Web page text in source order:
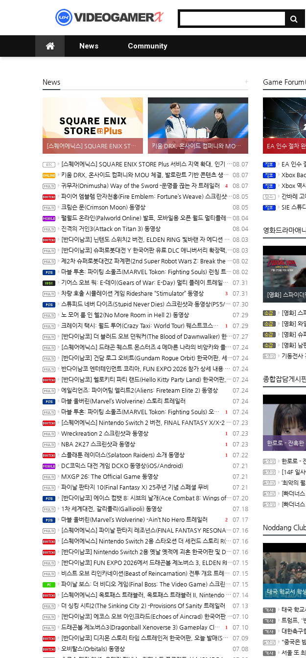
News Community
+
News
[스퀘어에닉스] SQUARE ENIX STORE Plus 서비스 지역 확대, 인기 신상품 라인업 순차적 입고 키움 DRX, 온사이드 컴퍼니와 MOU 체결, 발로란트 기반 콘텐츠 생태계 확장
08.07
[스퀘어에닉스] SQUARE ENIX STORE Plus 서비스 지역 확대, 인기 신상품 라인업 순차적 입고
08.07
키움 DRX, 온사이드 컴퍼니와 MOU 체결, 발로란트 기반 콘텐츠 생태계 확장
4 08.07
귀무자(Onimusha) Way of the Sword -운명을 끊는 자 트레일러
08.05
파이어 엠블렘 만자천홍(Fire Emblem: Fortune’s Weave) 스크린샷과 동영상(한국어 자막)
08.05
크림슨 문(Crimson Moon) 동영상
08.04
팰월드 온라인(Palworld Online) 발표, 모바일용 오픈 월드 멀티플레이 생존 크래프트
08.04
진격의 거인3(Attack on Titan 3) 동영상
08.03
[반다이남코] 닌텐도 스위치2 버전, ELDEN RING 빛바랜 자 에디션 패키지 예약 판매, 8월 5일 시작
08.03
[반다이남코] 슈퍼로봇대전 Y 한국어판 유료 DLC 애니버서리 확장팩, 8월 5일 판매 시작
08.02
제2차 슈퍼로봇대전Z 파계편(2nd Super Robot Wars Z: Break the World Chapter) Remastered 제작 결정
08.02
마블 투혼: 파이팅 소울즈(MARVEL Tokon: Fighting Souls) 런칭 트레일러
07.31
기어스 오브 워: E-데이(Gears of War: E-Day) 멀티 플레이 트레일러(XBSX/PC)
3 07.31
차량 호출 시뮬레이션 게임 Rideshare “Stimulator” 동영상
07.30
스튜피드 네버 다이즈(Stupid Never Dies) 스크린샷과 동영상(PS5/PC)
07.29
노 모어 룸 인 헬2(No More Room in Hell 2) 동영상
1 07.29
크레이지 택시: 월드 투어(Crazy Taxi: World Tour) 웨스트코스트 맵 트레일러(한국어 자막)
07.27
[반다이남코] 더 블러드 오브 던워커(The Blood of Dawnwalker) 한국어판 패키지 예약 판매, 7월 29일 시작
07.24
[스퀘어에닉스] 드래곤 퀘스트 몬스터즈 4 메마른 나라의 비앙카와 플로라, 배틀과 배합 등 최신 정보 공개
07.24
[반다이남코] 건담 로그 오비트(Gundam Rogue Orbit) 한국어판, 세계관 공개
07.24
반다이남코 엔터테인먼트 코리아, FUN EXPO 2026 참가 상세 내용 공개
07.24
[반다이남코] 헬로키티 파티 랜드(Hello Kitty Party Land) 한국어판, 다운로드 버전 예약 판매 시작
07.24
에일리언즈: 파이어팀 엘리트2(Aliens: Fireteam Elite 2) 동영상
07.24
마블 울버린(Marvel’s Wolverine) 스토리 트레일러
1 07.24
마블 투혼: 파이팅 소울즈(MARVEL Tokon: Fighting Souls) 오프닝 동영상
07.23
[스퀘어에닉스] Nintendo Switch 2 버전, FINAL FANTASY X/X-2 HD Remaster, 오늘 발매
1 07.23
Wreckreation 2 스크린샷과 동영상
1 07.23
NBA 2K27 스크린샷과 동영상
1 07.22
스플래툰 레이더스(Splatoon Raiders) 소개 동영상
07.21
DC코믹스 대전 게임 DCKO 동영상(iOS/Android)
07.21
MXGP 26: The Official Game 동영상
07.21
파이날 판타지 10(Final Fantasy X) 25주년 기념 스페셜 무비
07.20
[반다이남코] 에이스 컴뱃 8: 시브의 날개(Ace Combat 8: Wings of Theve) 한국어판, PS5용 패키지 예약 판매, 7월 21일 시작
07.18
1차 세계대전, 갈리폴리(Gallipoli) 동영상
2 07.17
마블 울버린(Marvel’s Wolverine) -Ain’t No Hero 트레일러
07.16
[스퀘어에닉스] 파이날 판타지 레조넌스(FINAL FANTASY RESONANCE) 다운로드 버전 예약 판매 개시, 최신 트레일러 및 정보 공개
07.16
[스퀘어에닉스] Nintendo Switch 2용 스타오션 더 세컨드 스토리 R(Star Ocean The Second Story R) 발매 개시
07.16
[반다이남코] Nintendo Switch 2용 옛날 옛적에 괴혼 한국어판 및 DLC Rolling LIVE Highlights 다운로드 전용으로 10월 8일 발매
07.15
[반다이남코] FUN EXPO 2026에서 드래곤볼 제노버스 3, ELDEN RING 빛바랜 자 에디션, 국내 첫 공개 체험 실시
07.15
비스트 오브 리인카네이션(Beast of Reincarnation) 전투 개요 트레일러
07.15
파이날 보스: 더 비디오 게임(Final Boss: The Video Game) 스크린샷과 동영상
07.14
[스퀘어에닉스] 옥토패스 트래블러, 옥토패스 트래블러 II, Nintendo Switch 2 다운로드 버전, 10월 1일 발매 결정, 예약 판매 개시
07.13
더 싱킹 시티2(The Sinking City 2) -Provisions Of Sanity 트레일러
07.10
[반다이남코] 에코스 오브 아인크라드(Echoes of Aincrad) 한국어판 발매 개시
1 07.10
드래곤볼 제노버스3(Dragonball Xenoverse 3) Gameplay Closer Look 트레일러
07.09
[반다이남코] 디지몬 스토리 타임 스트레인저 한국어판, 오늘 발매(Switch/Switch2)
07.08
오비탈스(Orbitals) 동영상
Game
EA 인수 절차 완료, PIF·
EA 인수
Xbox
Xbox 역
간바레
SIE 스튜
영화드라마애
[영화] 스파이더
[영화] 스
[영화] 와
[영화] 슈
[영화] 남
기동전사
종합잡담게시
한로로 - 잔혹한
한로로 -
[14F 일
‘최악의
[빠더너스
[빠더너
Noddang
태국 학교서 학생이 총
태국 학
트럼프, '반
대한축구
"중국은
서울 또